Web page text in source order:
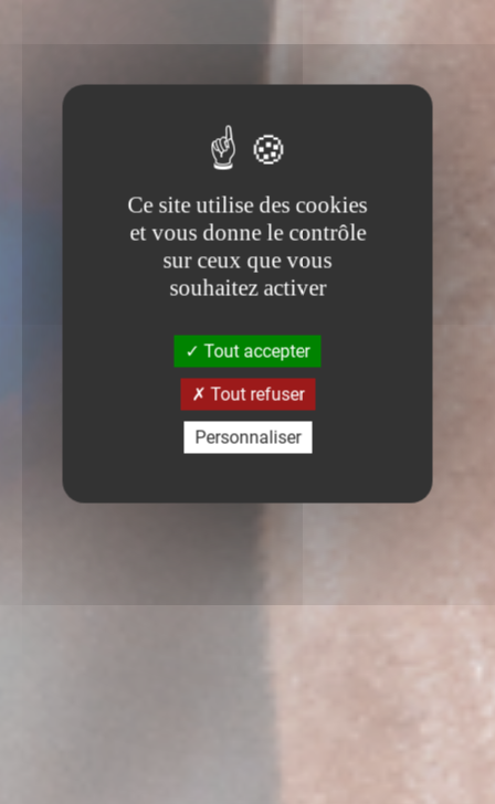
Ce site utilise des cookies
et vous donne le contrôle
sur ceux que vous
souhaitez activer
Tout accepter
Tout refuser
Personnaliser